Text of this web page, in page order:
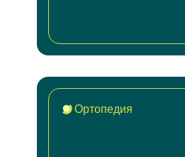
Ортопедия